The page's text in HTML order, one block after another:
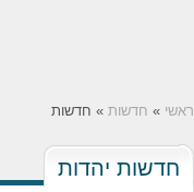
ראשי » חדשות » חדשות
חדשות יהדות